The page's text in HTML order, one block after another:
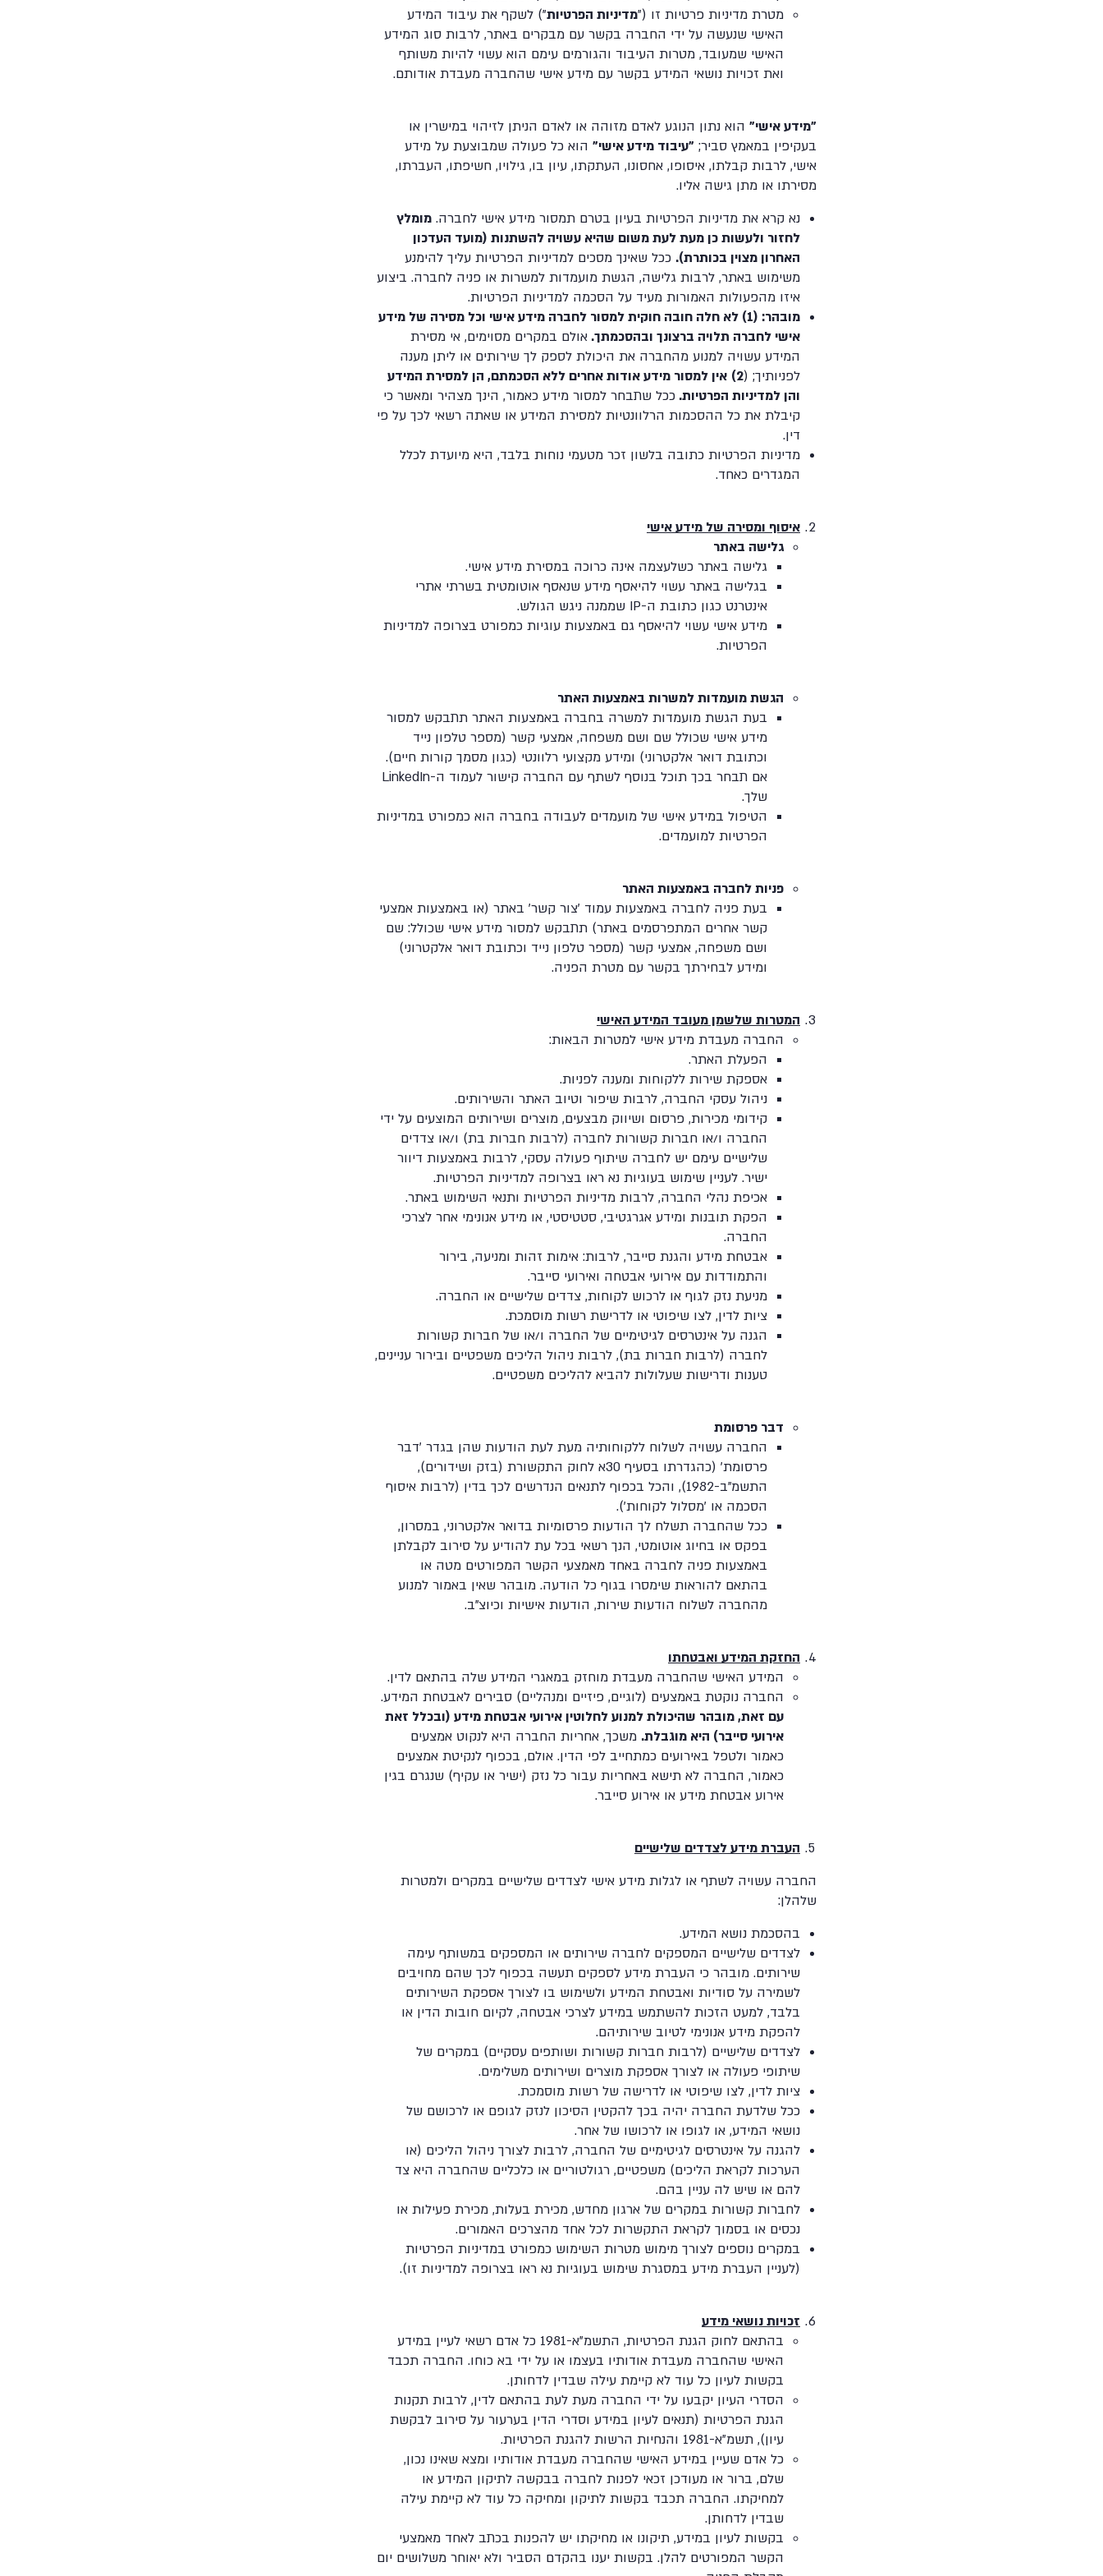
מטרת מדיניות פרטיות זו ("מדיניות הפרטיות") לשקף את עיבוד המידע
האישי שנעשה על ידי החברה בקשר עם מבקרים באתר, לרבות סוג המידע
האישי שמעובד, מטרות העיבוד והגורמים עימם הוא עשוי להיות משותף
ואת זכויות נושאי המידע בקשר עם מידע אישי שהחברה מעבדת אודותם.
"מידע אישי" הוא נתון הנוגע לאדם מזוהה או לאדם הניתן לזיהוי במישרין או
בעקיפין במאמץ סביר; "עיבוד מידע אישי" הוא כל פעולה שמבוצעת על מידע
אישי, לרבות קבלתו, איסופו, אחסונו, העתקתו, עיון בו, גילויו, חשיפתו, העברתו,
מסירתו או מתן גישה אליו.
נא קרא את מדיניות הפרטיות בעיון בטרם תמסור מידע אישי לחברה. מומלץ
לחזור ולעשות כן מעת לעת משום שהיא עשויה להשתנות (מועד העדכון
האחרון מצוין בכותרת). ככל שאינך מסכים למדיניות הפרטיות עליך להימנע
משימוש באתר, לרבות גלישה, הגשת מועמדות למשרות או פניה לחברה. ביצוע
איזו מהפעולות האמורות מעיד על הסכמה למדיניות הפרטיות.
מובהר: (1) לא חלה חובה חוקית למסור לחברה מידע אישי וכל מסירה של מידע
אישי לחברה תלויה ברצונך ובהסכמתך. אולם במקרים מסוימים, אי מסירת
המידע עשויה למנוע מהחברה את היכולת לספק לך שירותים או ליתן מענה
לפניותיך; (2) אין למסור מידע אודות אחרים ללא הסכמתם, הן למסירת המידע
והן למדיניות הפרטיות. ככל שתבחר למסור מידע כאמור, הינך מצהיר ומאשר כי
קיבלת את כל ההסכמות הרלוונטיות למסירת המידע או שאתה רשאי לכך על פי
דין.
מדיניות הפרטיות כתובה בלשון זכר מטעמי נוחות בלבד, היא מיועדת לכלל
המגדרים כאחד.
איסוף ומסירה של מידע אישי
גלישה באתר
גלישה באתר כשלעצמה אינה כרוכה במסירת מידע אישי.
בגלישה באתר עשוי להיאסף מידע שנאסף אוטומטית בשרתי אתרי
אינטרנט כגון כתובת ה-IP שממנה ניגש הגולש.
מידע אישי עשוי להיאסף גם באמצעות עוגיות כמפורט בצרופה למדיניות
הפרטיות.
הגשת מועמדות למשרות באמצעות האתר
בעת הגשת מועמדות למשרה בחברה באמצעות האתר תתבקש למסור
מידע אישי שכולל שם ושם משפחה, אמצעי קשר (מספר טלפון נייד
וכתובת דואר אלקטרוני) ומידע מקצועי רלוונטי (כגון מסמך קורות חיים).
אם תבחר בכך תוכל בנוסף לשתף עם החברה קישור לעמוד ה-LinkedIn
שלך.
הטיפול במידע אישי של מועמדים לעבודה בחברה הוא כמפורט במדיניות
הפרטיות למועמדים.
פניות לחברה באמצעות האתר
בעת פניה לחברה באמצעות עמוד 'צור קשר' באתר (או באמצעות אמצעי
קשר אחרים המתפרסמים באתר) תתבקש למסור מידע אישי שכולל: שם
ושם משפחה, אמצעי קשר (מספר טלפון נייד וכתובת דואר אלקטרוני)
ומידע לבחירתך בקשר עם מטרת הפניה.
המטרות שלשמן מעובד המידע האישי
החברה מעבדת מידע אישי למטרות הבאות:
הפעלת האתר.
אספקת שירות ללקוחות ומענה לפניות.
ניהול עסקי החברה, לרבות שיפור וטיוב האתר והשירותים.
קידומי מכירות, פרסום ושיווק מבצעים, מוצרים ושירותים המוצעים על ידי
החברה ו/או חברות קשורות לחברה (לרבות חברות בת) ו/או צדדים
שלישיים עימם יש לחברה שיתוף פעולה עסקי, לרבות באמצעות דיוור
ישיר. לעניין שימוש בעוגיות נא ראו בצרופה למדיניות הפרטיות.
אכיפת נהלי החברה, לרבות מדיניות הפרטיות ותנאי השימוש באתר.
הפקת תובנות ומידע אגרגטיבי, סטטיסטי, או מידע אנונימי אחר לצרכי
החברה.
אבטחת מידע והגנת סייבר, לרבות: אימות זהות ומניעה, בירור
והתמודדות עם אירועי אבטחה ואירועי סייבר.
מניעת נזק לגוף או לרכוש לקוחות, צדדים שלישיים או החברה.
ציות לדין, לצו שיפוטי או לדרישת רשות מוסמכת.
הגנה על אינטרסים לגיטימיים של החברה ו/או של חברות קשורות
לחברה (לרבות חברות בת), לרבות ניהול הליכים משפטיים ובירור עניינים,
טענות ודרישות שעלולות להביא להליכים משפטיים.
דבר פרסומת
החברה עשויה לשלוח ללקוחותיה מעת לעת הודעות שהן בגדר 'דבר
פרסומת' (כהגדרתו בסעיף 30א לחוק התקשורת (בזק ושידורים),
התשמ"ב-1982), והכל בכפוף לתנאים הנדרשים לכך בדין (לרבות איסוף
הסכמה או 'מסלול לקוחות').
ככל שהחברה תשלח לך הודעות פרסומיות בדואר אלקטרוני, במסרון,
בפקס או בחיוג אוטומטי, הנך רשאי בכל עת להודיע על סירוב לקבלתן
באמצעות פניה לחברה באחד מאמצעי הקשר המפורטים מטה או
בהתאם להוראות שימסרו בגוף כל הודעה. מובהר שאין באמור למנוע
מהחברה לשלוח הודעות שירות, הודעות אישיות וכיוצ"ב.
החזקת המידע ואבטחתו
המידע האישי שהחברה מעבדת מוחזק במאגרי המידע שלה בהתאם לדין.
החברה נוקטת באמצעים (לוגיים, פיזיים ומנהליים) סבירים לאבטחת המידע.
עם זאת, מובהר שהיכולת למנוע לחלוטין אירועי אבטחת מידע (ובכלל זאת
אירועי סייבר) היא מוגבלת. משכך, אחריות החברה היא לנקוט אמצעים
כאמור ולטפל באירועים כמתחייב לפי הדין. אולם, בכפוף לנקיטת אמצעים
כאמור, החברה לא תישא באחריות עבור כל נזק (ישיר או עקיף) שנגרם בגין
אירוע אבטחת מידע או אירוע סייבר.
העברת מידע לצדדים שלישיים
החברה עשויה לשתף או לגלות מידע אישי לצדדים שלישיים במקרים ולמטרות
שלהלן:
בהסכמת נושא המידע.
לצדדים שלישיים המספקים לחברה שירותים או המספקים במשותף עימה
שירותים. מובהר כי העברת מידע לספקים תעשה בכפוף לכך שהם מחויבים
לשמירה על סודיות ואבטחת המידע ולשימוש בו לצורך אספקת השירותים
בלבד, למעט הזכות להשתמש במידע לצרכי אבטחה, לקיום חובות הדין או
להפקת מידע אנונימי לטיוב שירותיהם.
לצדדים שלישיים (לרבות חברות קשורות ושותפים עסקיים) במקרים של
שיתופי פעולה או לצורך אספקת מוצרים ושירותים משלימים.
ציות לדין, לצו שיפוטי או לדרישה של רשות מוסמכת.
ככל שלדעת החברה יהיה בכך להקטין הסיכון לנזק לגופם או לרכושם של
נושאי המידע, או לגופו או לרכושו של אחר.
להגנה על אינטרסים לגיטימיים של החברה, לרבות לצורך ניהול הליכים (או
הערכות לקראת הליכים) משפטיים, רגולטוריים או כלכליים שהחברה היא צד
להם או שיש לה עניין בהם.
לחברות קשורות במקרים של ארגון מחדש, מכירת בעלות, מכירת פעילות או
נכסים או בסמוך לקראת התקשרות לכל אחד מהצרכים האמורים.
במקרים נוספים לצורך מימוש מטרות השימוש כמפורט במדיניות הפרטיות
(לעניין העברת מידע במסגרת שימוש בעוגיות נא ראו בצרופה למדיניות זו).
זכויות נושאי מידע
בהתאם לחוק הגנת הפרטיות, התשמ"א-1981 כל אדם רשאי לעיין במידע
האישי שהחברה מעבדת אודותיו בעצמו או על ידי בא כוחו. החברה תכבד
בקשות לעיון כל עוד לא קיימת עילה שבדין לדחותן.
הסדרי העיון יקבעו על ידי החברה מעת לעת בהתאם לדין, לרבות תקנות
הגנת הפרטיות (תנאים לעיון במידע וסדרי הדין בערעור על סירוב לבקשת
עיון), תשמ"א-1981 והנחיות הרשות להגנת הפרטיות.
כל אדם שעיין במידע האישי שהחברה מעבדת אודותיו ומצא שאינו נכון,
שלם, ברור או מעודכן זכאי לפנות לחברה בבקשה לתיקון המידע או
למחיקתו. החברה תכבד בקשות לתיקון ומחיקה כל עוד לא קיימת עילה
שבדין לדחותן.
בקשות לעיון במידע, תיקונו או מחיקתו יש להפנות בכתב לאחד מאמצעי
הקשר המפורטים להלן. בקשות יענו בהקדם הסביר ולא יאוחר משלושים יום